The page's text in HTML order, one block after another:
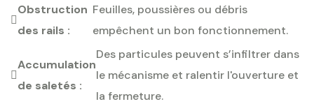
Obstruction
des rails :
Feuilles, poussières ou débris
empêchent un bon fonctionnement.
Accumulation
de saletés :
Des particules peuvent s’infiltrer dans
le mécanisme et ralentir l'ouverture et
la fermeture.